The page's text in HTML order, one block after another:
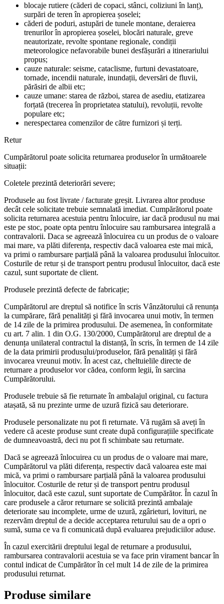
blocaje rutiere (căderi de copaci, stânci, coliziuni în lanț),
surpări de teren în apropierea șoselei;
căderi de poduri, astupări de tunele montane, deraierea
trenurilor în apropierea șoselei, blocări naturale, greve
neautorizate, revolte spontane regionale, condiții
meteorologice nefavorabile bunei desfășurări a itinerariului
propus;
cauze naturale: seisme, cataclisme, furtuni devastatoare,
tornade, incendii naturale, inundații, deversări de fluvii,
părăsiri de albii etc;
cauze umane: starea de război, starea de asediu, etatizarea
forțată (trecerea în proprietatea statului), revoluții, revolte
populare etc;
nerespectarea comenzilor de către furnizori și terți.
Retur
Cumpărătorul poate solicita returnarea produselor în următoarele
situații:
Coletele prezintă deteriorări severe;
Produsele au fost livrate / facturate greșit. Livrarea altor produse
decât cele solicitate trebuie semnalată imediat. Cumpărătorul poate
solicita returnarea acestuia pentru înlocuire, iar dacă produsul nu mai
este pe stoc, poate opta pentru înlocuire sau rambursarea integrală a
contravalorii. Daca se agreează înlocuirea cu un produs de o valoare
mai mare, va plăti diferența, respectiv dacă valoarea este mai mică,
va primi o rambursare parțială până la valoarea produsului înlocuitor.
Costurile de retur și de transport pentru produsul înlocuitor, dacă este
cazul, sunt suportate de client.
Produsele prezintă defecte de fabricație;
Cumpărătorul are dreptul să notifice în scris Vânzătorului că renunța
la cumpărare, fără penalități şi fără invocarea unui motiv, în termen
de 14 zile de la primirea produsului. De asemenea, în conformitate
cu art. 7 alin. 1 din O.G. 130/2000, Cumpărătorul are dreptul de a
denunța unilateral contractul la distanță, în scris, în termen de 14 zile
de la data primirii produsului/produselor, fără penalități și fără
invocarea vreunui motiv. În acest caz, cheltuielile directe de
returnare a produselor vor cădea, conform legii, în sarcina
Cumpărătorului.
Produsele trebuie să fie returnate în ambalajul original, cu factura
atașată, să nu prezinte urme de uzură fizică sau deteriorare.
Produsele personalizate nu pot fi returnate. Vă rugăm să aveți în
vedere că aceste produse sunt create după configurațiile specificate
de dumneavoastră, deci nu pot fi schimbate sau returnate.
Dacă se agreează înlocuirea cu un produs de o valoare mai mare,
Cumpărătorul va plăti diferența, respectiv dacă valoarea este mai
mică, va primi o rambursare parțială până la valoarea produsului
înlocuitor. Costurile de retur și de transport pentru produsul
înlocuitor, dacă este cazul, sunt suportate de Cumpărător. În cazul în
care produsele a căror returnare se solicită prezintă ambalaje
deteriorate sau incomplete, urme de uzură, zgârieturi, lovituri, ne
rezervăm dreptul de a decide acceptarea returului sau de a opri o
sumă, suma ce va fi comunicată după evaluarea prejudiciilor aduse.
În cazul exercitării dreptului legal de returnare a produsului,
rambursarea contravalorii acestuia se va face prin virament bancar în
contul indicat de Cumpărător în cel mult 14 de zile de la primirea
produsului returnat.
Produse similare